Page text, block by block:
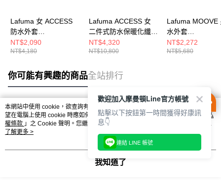
Lafuma 女 ACCESS
防水外套
LFV125329854
NT$2,090
NT$4,180
Lafuma ACCESS 女
二件式防水保暖化纖外
套 LFV123449289
NT$4,320
NT$10,800
Lafuma MOOVE
水外套
LFV118876766
NT$2,272
NT$5,680
你可能有興趣的商品全站排行
熱門標籤
本網站中使用 cookie，欲查詢有關本網站使用 cookie 方式之詳情，及若您不希
望在電腦上使用 cookie 時應如何變更電腦的 cookie 設定，請參閱本網站「
隱私
權條款 」之 Cookie 聲明。您繼續使用本網站即表示您同意本公司得按本網站使
用條款之 Cookie 聲明使用 cookie。
了解更多 >
我知道了
歡迎加入摩曼頓Line官方帳號
點擊以下按鈕第一時間獲得好康訊
息👇
連結 LINE 帳號